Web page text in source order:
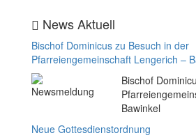
News Aktuell
Bischof Dominicus zu Besuch in der
Pfarreiengemeinschaft Lengerich –
Bischof
Bawinkel
Neue Gottesdienstordnung